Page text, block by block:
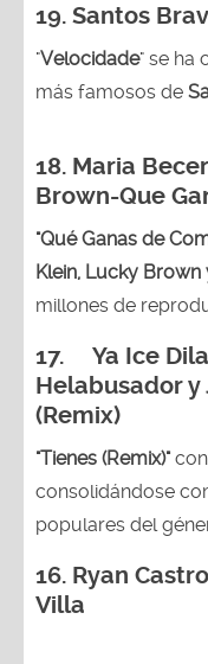
19. Santos
"Velocidade" se ha
más famosos de
18. Maria
Brown-Que
"Qué Ganas de
Klein, Lucky Brown
millones de
17. Ya Ice
Helabusador y
(Remix)
"Tienes (Remix)"
consolidándose
populares del
16. Ryan
Villa